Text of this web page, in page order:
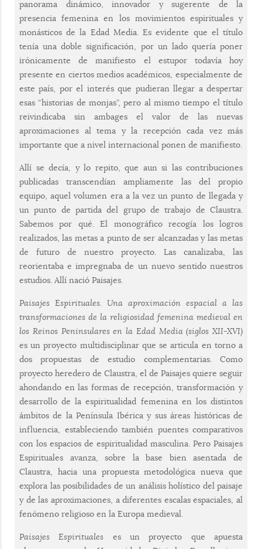
panorama dinámico, innovador y sugerente de la
presencia femenina en los movimientos espirituales y
monásticos de la Edad Media. Es evidente que el título
tenía una doble significación, por un lado quería poner
irónicamente de manifiesto el estupor todavía hoy
presente en ciertos medios académicos, especialmente de
este país, por el interés que pudieran llegar a despertar
esas “historias de monjas”, pero al mismo tiempo el título
reivindicaba sin ambages el valor de las nuevas
aproximaciones al tema y la recepción cada vez más
importante que a nivel internacional ponen de manifiesto.
Allí se decía, y lo repito, que aun si las contribuciones
publicadas transcendían ampliamente las del propio
equipo, aquel volumen era a la vez un punto de llegada y
un punto de partida del grupo de trabajo de Claustra.
Sabemos por qué. El monográfico recogía los logros
realizados, las metas a punto de ser alcanzadas y las metas
de futuro de nuestro proyecto. Las canalizaba, las
reorientaba e impregnaba de un nuevo sentido nuestros
estudios. Allí nació Paisajes.
Paisajes Espirituales. Una aproximación espacial a las
transformaciones de la religiosidad femenina medieval en
los Reinos Peninsulares en la Edad Media (siglos XII-XVI)
es un proyecto multidisciplinar que se articula en torno a
dos propuestas de estudio complementarias. Como
proyecto heredero de Claustra, el de Paisajes quiere seguir
ahondando en las formas de recepción, transformación y
desarrollo de la espiritualidad femenina en los distintos
ámbitos de la Península Ibérica y sus áreas históricas de
influencia, estableciendo también puentes comparativos
con los espacios de espiritualidad masculina. Pero Paisajes
Espirituales avanza, sobre la base bien asentada de
Claustra, hacia una propuesta metodológica nueva que
explora las posibilidades de un análisis holístico del paisaje
y de las aproximaciones, a diferentes escalas espaciales, al
fenómeno religioso en la Europa medieval.
Paisajes Espirituales es un proyecto que apuesta